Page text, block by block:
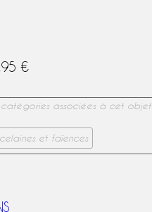
€
catégories associées à cet objet
et faïences